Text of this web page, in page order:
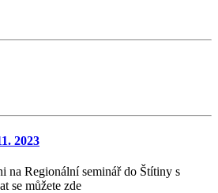
2023
na Regionální seminář do Štítiny s
se můžete zde